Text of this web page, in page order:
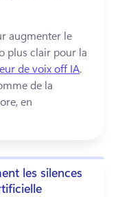
augmenter le
plus clair pour la
de voix off IA
de la
en
les silences